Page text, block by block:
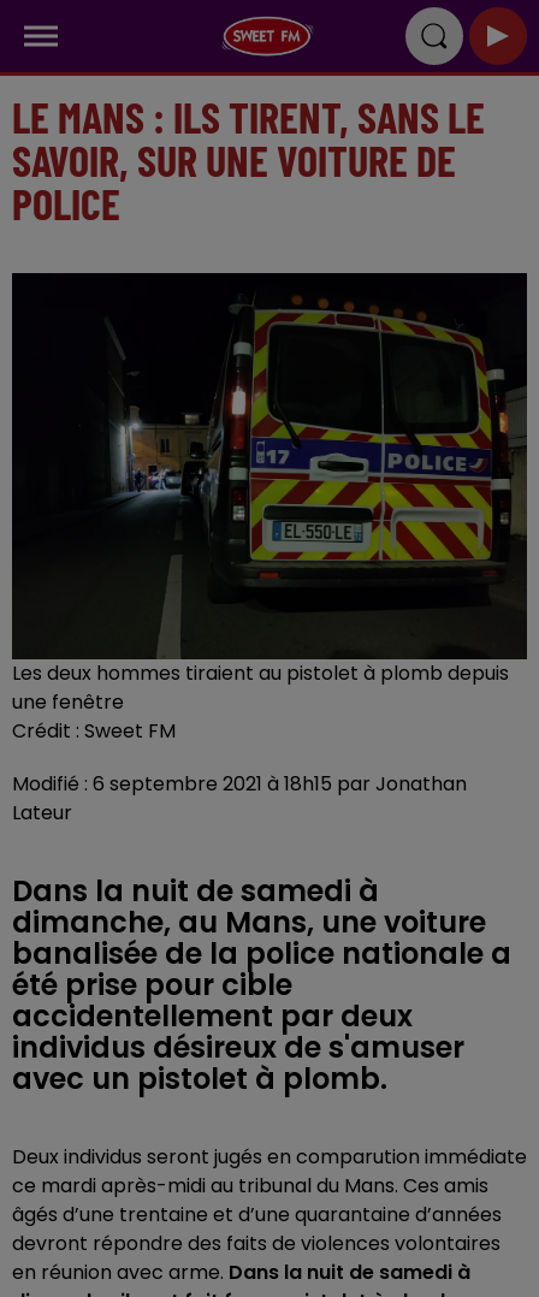
LE MANS : ILS TIRENT, SANS LE
SAVOIR, SUR UNE VOITURE DE
POLICE
Les deux hommes tiraient au pistolet à plomb depuis
une fenêtre
Crédit : Sweet FM
Modifié : 6 septembre 2021 à 18h15 par Jonathan
Lateur
Dans la nuit de samedi à
dimanche, au Mans, une voiture
banalisée de la police nationale a
été prise pour cible
accidentellement par deux
individus désireux de s'amuser
avec un pistolet à plomb.
Deux individus seront jugés en comparution immédiate
ce mardi après-midi au tribunal du Mans. Ces amis
âgés d’une trentaine et d’une quarantaine d’années
devront répondre des faits de violences volontaires
en réunion avec arme. Dans la nuit de samedi à